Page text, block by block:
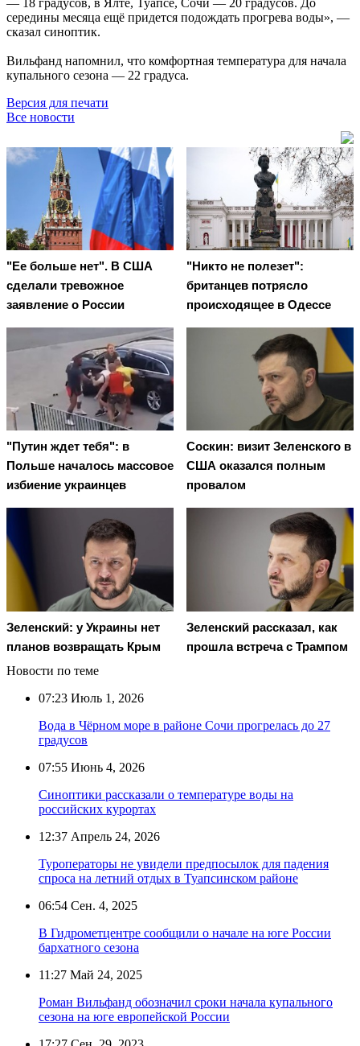
середины месяца ещё придется подождать прогрева воды», —
сказал синоптик.
Вильфанд напомнил, что комфортная температура для начала
купального сезона — 22 градуса.
Версия для печати
Все новости
"Ее больше нет". В США
сделали тревожное
заявление о России
"Никто не полезет":
британцев потрясло
происходящее в Одессе
"Путин ждет тебя": в
Польше началось массовое
избиение украинцев
Соскин: визит Зеленского в
США оказался полным
провалом
Зеленский: у Украины нет
планов возвращать Крым
Зеленский рассказал, как
прошла встреча с Трампом
Новости по теме
07:23 Июль 1, 2026
Вода в Чёрном море в районе Сочи прогрелась до 27
градусов
07:55 Июнь 4, 2026
Синоптики рассказали о температуре воды на
российских курортах
12:37 Апрель 24, 2026
Туроператоры не увидели предпосылок для падения
спроса на летний отдых в Туапсинском районе
06:54 Сен. 4, 2025
В Гидрометцентре сообщили о начале на юге России
бархатного сезона
11:27 Май 24, 2025
Роман Вильфанд обозначил сроки начала купального
сезона на юге европейской России